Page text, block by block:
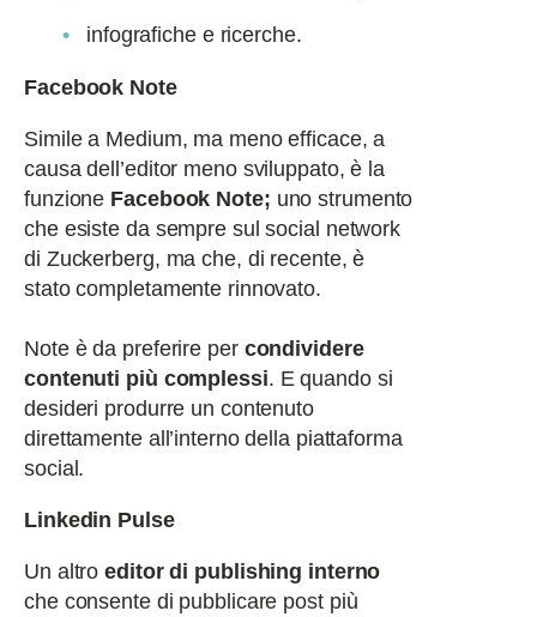
infografiche e ricerche.
Facebook Note
Simile a Medium, ma meno efficace, a
causa dell’editor meno sviluppato, è la
funzione Facebook Note; uno strumento
che esiste da sempre sul social network
di Zuckerberg, ma che, di recente, è
stato completamente rinnovato.
Note è da preferire per condividere
contenuti più complessi. E quando si
desideri produrre un contenuto
direttamente all’interno della piattaforma
social.
Linkedin Pulse
Un altroeditor di publishing interno
che consente di pubblicare post più